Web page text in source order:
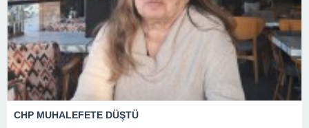
CHP MUHALEFETE DÜŞTÜ